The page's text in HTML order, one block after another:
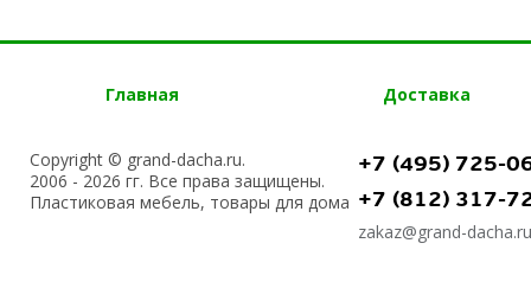
Главная Доставка
Copyright © grand-dacha.ru.
2006 - 2026 гг. Все права защищены.
Пластиковая мебель, товары для дома
+7 (495) 725-
+7 (812) 317-
zakaz@grand-dacha.ru